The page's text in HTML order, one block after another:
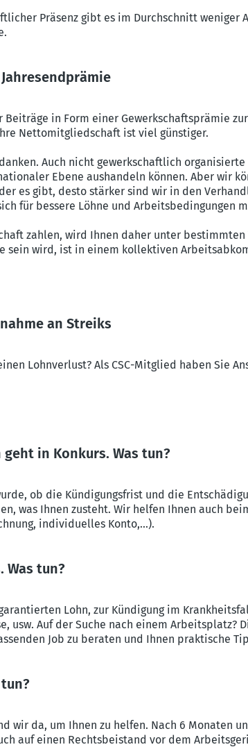
Präsenz gibt es im Durchschnitt weniger
in Form einer Gewerkschaftsprämie
Nettomitgliedschaft ist viel günstiger.
Auch nicht gewerkschaftlich
Ebene aushandeln können. Aber wir
es gibt, desto stärker sind wir in den
für bessere Löhne und Arbeitsbedingungen
zahlen, wird Ihnen daher unter
sein wird, ist in einem kollektiven
an Streiks
Lohnverlust? Als CSC-Mitglied haben Sie
in Konkurs. Was tun?
ob die Kündigungsfrist und die
was Ihnen zusteht. Wir helfen Ihnen auch
individuelles Konto,...).
Was tun?
Lohn, zur Kündigung im
Auf der Suche nach einem Arbeitsplatz?
Job zu beraten und Ihnen praktische
wir da, um Ihnen zu helfen. Nach 6 Monaten
auf einen Rechtsbeistand vor dem